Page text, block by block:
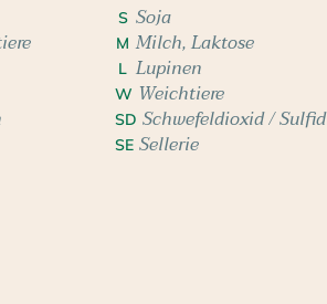
S Soja
M Milch, Laktose
L Lupinen
W Weichtiere
SD Schwefeldioxid / Sulfid
SE Sellerie